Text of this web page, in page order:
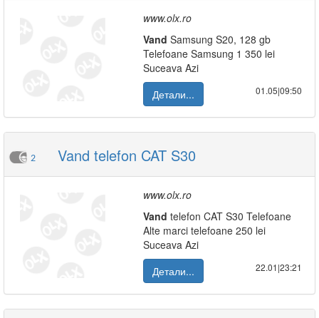
www.olx.ro
Vand Samsung S20, 128 gb
Telefoane Samsung 1 350 lei
Suceava Azi
Детали...
01.05|09:50
2 Vand telefon CAT S30
www.olx.ro
Vand telefon CAT S30 Telefoane
Alte marci telefoane 250 lei
Suceava Azi
Детали...
22.01|23:21